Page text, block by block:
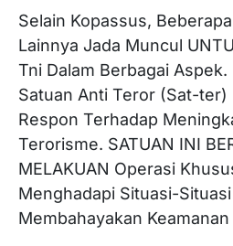
Selain Kopassus,
Lainnya Jada Muncul
Tni Dalam Berbagai Aspek.
Satuan Anti Teror (Sat-ter)
Respon Terhadap
Terorisme. SATUAN INI
MELAKUAN Operasi
Menghadapi Situasi-
Membahayakan